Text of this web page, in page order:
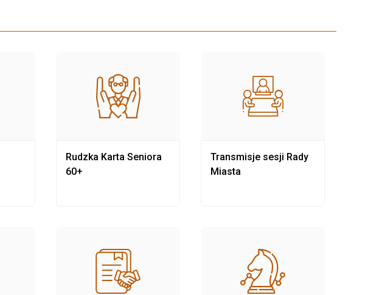
Rudzka Karta Seniora
60+
Transmisje sesji Rady
Miasta